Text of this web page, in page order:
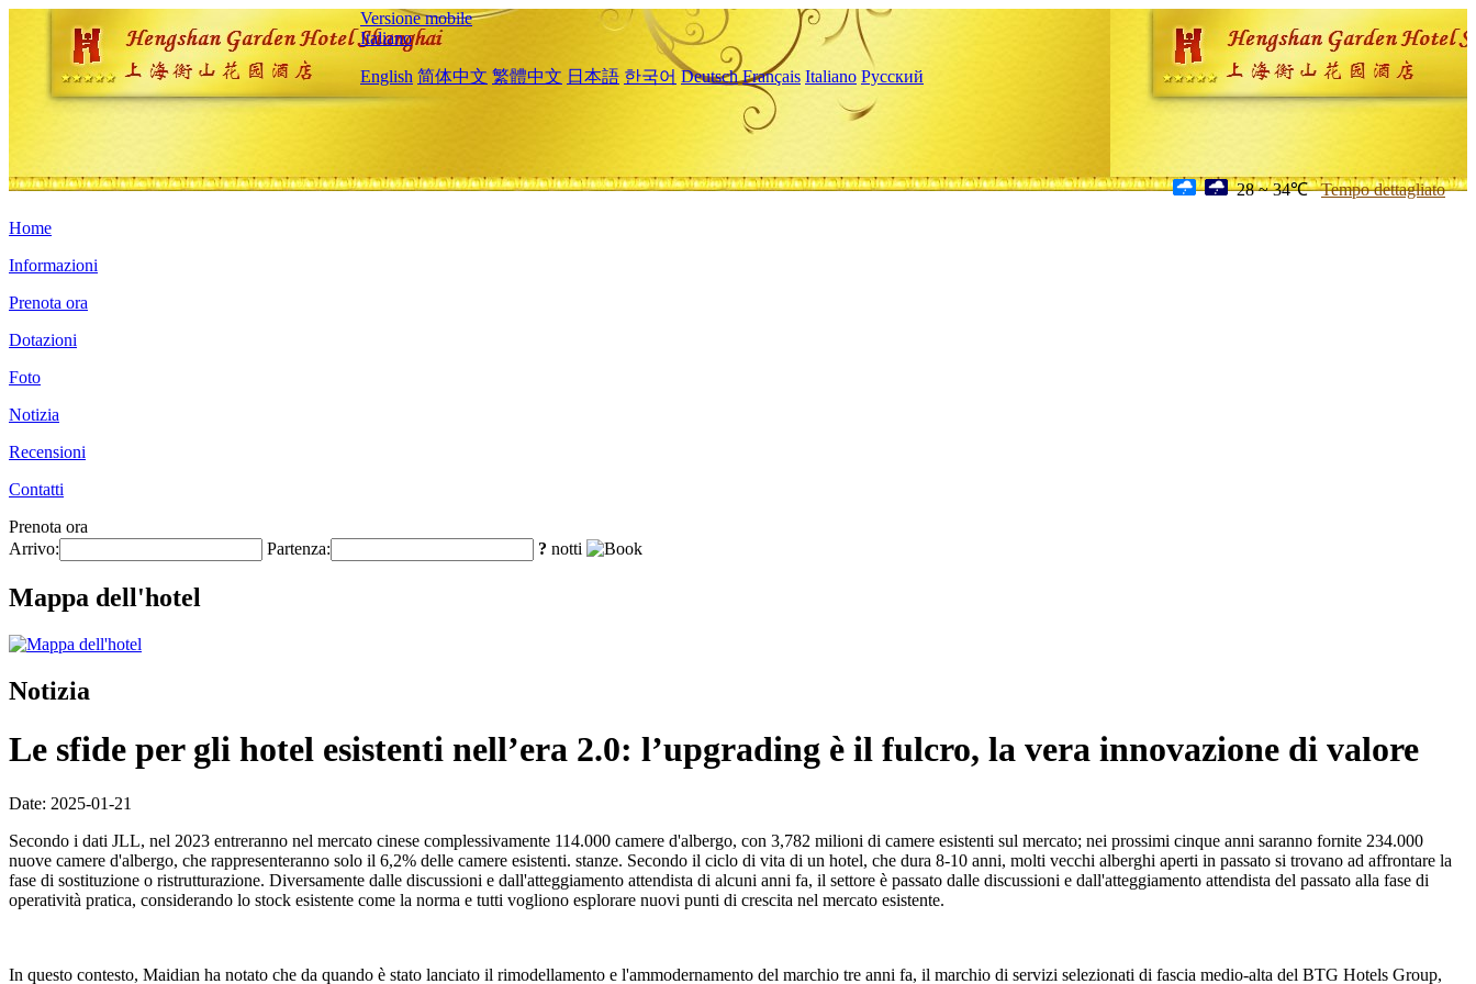
Versione mobile
Italiano
English 简体中文 繁體中文 日本語 한국어 Deutsch Français Italiano Русский
28 ~ 34℃ Tempo dettagliato
Home
Informazioni
Prenota ora
Dotazioni
Foto
Notizia
Recensioni
Contatti
Prenota ora
Arrivo:
Partenza: ? notti
Mappa dell'hotel
Notizia
Le sfide per gli hotel esistenti nell’era 2.0: l’upgrading è il fulcro, la vera innovazione di valore
Date: 2025-01-21
Secondo i dati JLL, nel 2023 entreranno nel mercato cinese complessivamente 114.000 camere d'albergo, con 3,782 milioni di camere esistenti sul mercato; nei prossimi cinque anni saranno fornite 234.000
nuove camere d'albergo, che rappresenteranno solo il 6,2% delle camere esistenti. stanze. Secondo il ciclo di vita di un hotel, che dura 8-10 anni, molti vecchi alberghi aperti in passato si trovano ad affrontare la
fase di sostituzione o ristrutturazione. Diversamente dalle discussioni e dall'atteggiamento attendista di alcuni anni fa, il settore è passato dalle discussioni e dall'atteggiamento attendista del passato alla fase di
operatività pratica, considerando lo stock esistente come la norma e tutti vogliono esplorare nuovi punti di crescita nel mercato esistente.
In questo contesto, Maidian ha notato che da quando è stato lanciato il rimodellamento e l'ammodernamento del marchio tre anni fa, il marchio di servizi selezionati di fascia medio-alta del BTG Hotels Group,